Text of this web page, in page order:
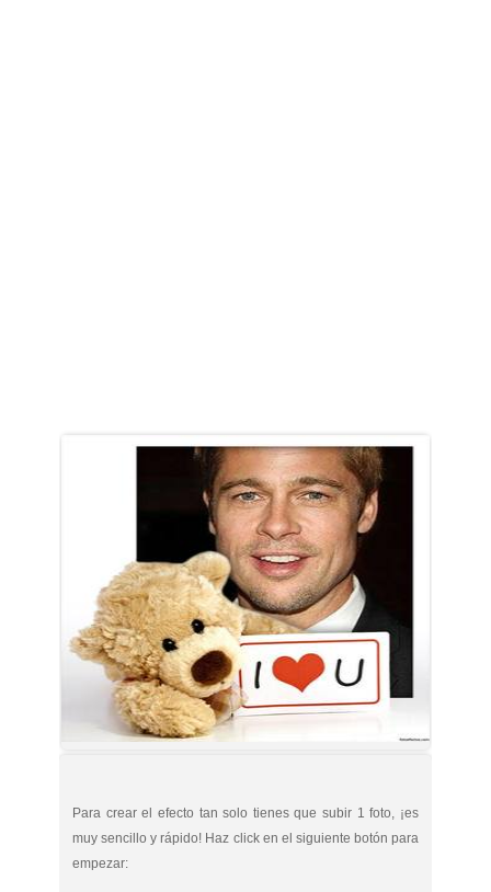
Para crear el efecto tan solo tienes que subir 1 foto, ¡es
muy sencillo y rápido! Haz click en el siguiente botón para
empezar: